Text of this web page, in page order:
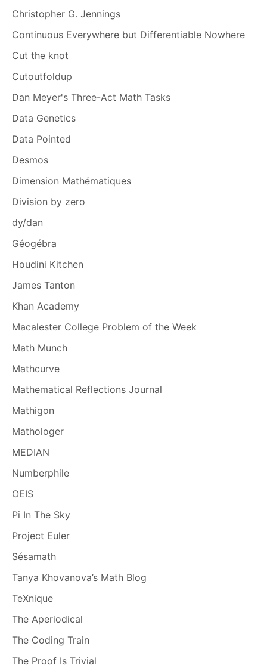
Christopher G. Jennings
Continuous Everywhere but Differentiable Nowhere
Cut the knot
Cutoutfoldup
Dan Meyer's Three-Act Math Tasks
Data Genetics
Data Pointed
Desmos
Dimension Mathématiques
Division by zero
dy/dan
Géogébra
Houdini Kitchen
James Tanton
Khan Academy
Macalester College Problem of the Week
Math Munch
Mathcurve
Mathematical Reflections Journal
Mathigon
Mathologer
MEDIAN
Numberphile
OEIS
Pi In The Sky
Project Euler
Sésamath
Tanya Khovanova’s Math Blog
TeXnique
The Aperiodical
The Coding Train
The Proof Is Trivial